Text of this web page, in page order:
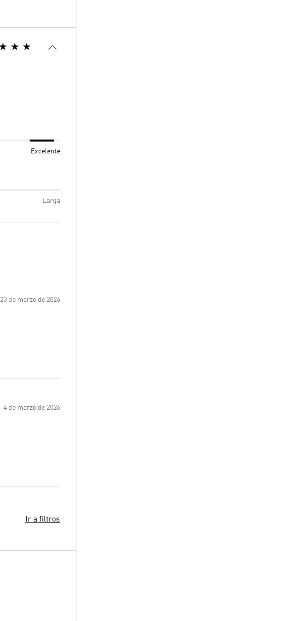
Excelente
Larga
23 de marzo de 2026
4 de marzo de 2026
Ir a filtros